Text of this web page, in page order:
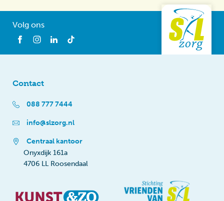
Volg ons
Contact
088 777 7444
info@slzorg.nl
Centraal kantoor
Onyxdijk 161a
4706 LL Roosendaal